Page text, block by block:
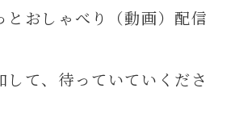
とおしゃべり（動画）配信
して、待っていていくださ